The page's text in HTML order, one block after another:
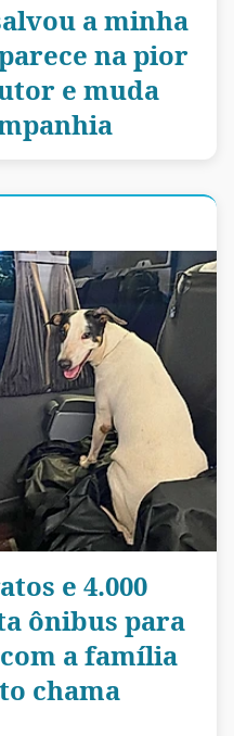
a minha
na pior
e muda
e 4.000
ônibus para
a família
chama